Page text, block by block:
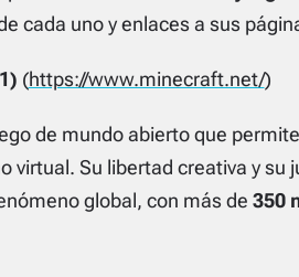
cada uno y enlaces a sus
(https://www.minecraft.net/)
de mundo abierto que
virtual. Su libertad creativa y su
global, con más de 350